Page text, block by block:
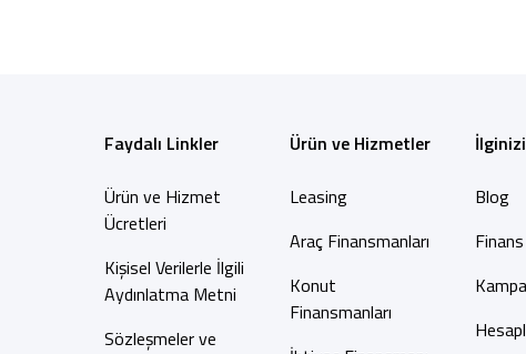
Faydalı Linkler
Ürün ve Hizmet
Ücretleri
Kişisel Verilerle İlgili
Aydınlatma Metni
Sözleşmeler ve
Ürün ve Hizmetler
Leasing
Araç Finansmanları
Konut
Finansmanları
Blog